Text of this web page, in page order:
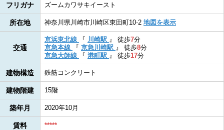
フリガナ ズームカワサキイースト
所在地 神奈川県川崎市川崎区東田町10-2 地図を表示
交通
京浜東北線 『 川崎駅 』 徒歩7分
京急本線
『 京急川崎駅 』 徒歩8分
京急大師線
『 港町駅 』 徒歩17分
建物構造 鉄筋コンクリート
建物階建 15階
築年月 2020年10月
賃料 *****